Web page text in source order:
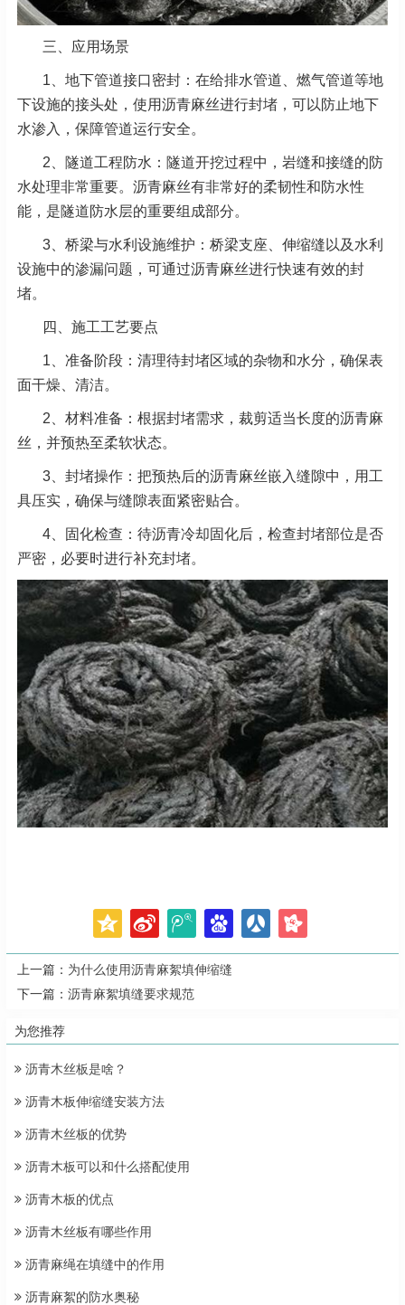
三、应用场景
1、地下管道接口密封：在给排水管道、燃气管道等地
下设施的接头处，使用沥青麻丝进行封堵，可以防止地下
水渗入，保障管道运行安全。
2、隧道工程防水：隧道开挖过程中，岩缝和接缝的防
水处理非常重要。沥青麻丝有非常好的柔韧性和防水性
能，是隧道防水层的重要组成部分。
3、桥梁与水利设施维护：桥梁支座、伸缩缝以及水利
设施中的渗漏问题，可通过沥青麻丝进行快速有效的封
堵。
四、施工工艺要点
1、准备阶段：清理待封堵区域的杂物和水分，确保表
面干燥、清洁。
2、材料准备：根据封堵需求，裁剪适当长度的沥青麻
丝，并预热至柔软状态。
3、封堵操作：把预热后的沥青麻丝嵌入缝隙中，用工
具压实，确保与缝隙表面紧密贴合。
4、固化检查：待沥青冷却固化后，检查封堵部位是否
严密，必要时进行补充封堵。
上一篇： 为什么使用沥青麻絮填伸缩缝
下一篇： 沥青麻絮填缝要求规范
为您推荐
沥青木丝板是啥？
沥青木板伸缩缝安装方法
沥青木丝板的优势
沥青木板可以和什么搭配使用
沥青木板的优点
沥青木丝板有哪些作用
沥青麻绳在填缝中的作用
沥青麻絮的防水奥秘